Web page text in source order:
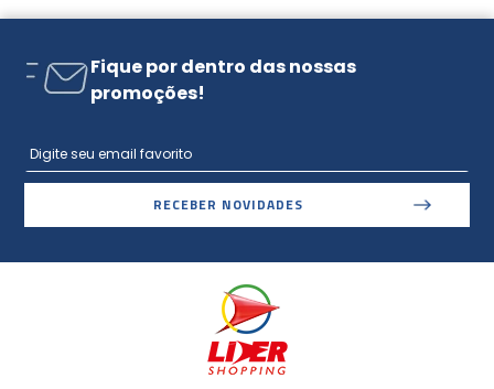
Fique por dentro das nossas
promoções!
RECEBER NOVIDADES